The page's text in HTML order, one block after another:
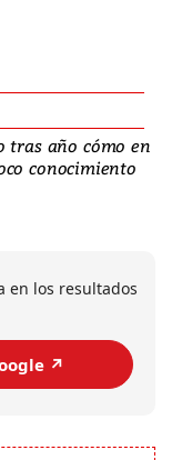
tras año cómo en
conocimiento
en los resultados
↗️